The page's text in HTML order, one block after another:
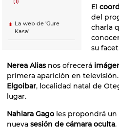
La web de 'Gure
Kasa'
El
del
charla
su
Nerea Aliasnos ofrecerá
primera aparición en televisión.
Elgoibar, localidad natal de
lugar.
Nahiara Gago les propondrá un
nueva sesión de cámara oculta.